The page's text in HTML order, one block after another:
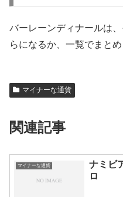
バーレーンディナールは
らになるか、一覧でまとめ
マイナーな通貨
関連記事
マイナーな通貨
ナミビ
ロ